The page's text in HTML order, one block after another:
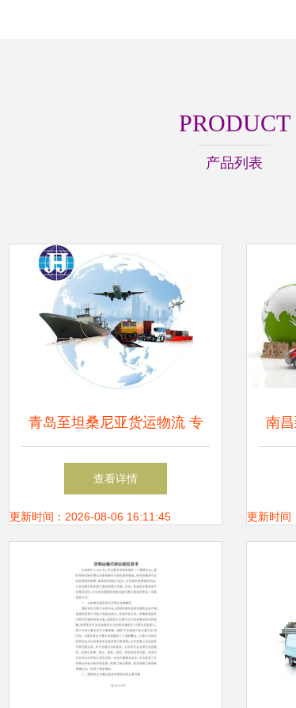
PRODUCT
产品列表
青岛至坦桑尼亚货运物流 专
业仓储服务助力畅通贸易通道
查看详情
更新时间：2026-08-06 16:11:45
南
更新时间